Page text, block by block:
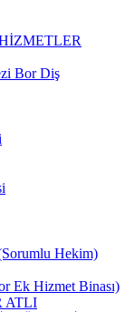
Bor Diş
Hekim)
Ek Hizmet Binası)
ATLI